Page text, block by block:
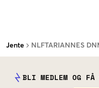
Jente NLFTARIANNES
BLI MEDLEM OG